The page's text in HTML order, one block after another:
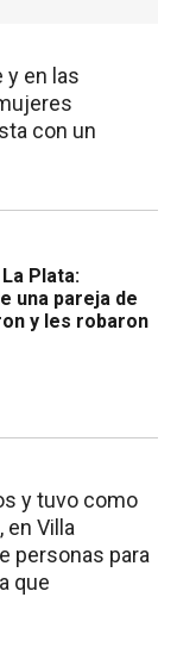
y en las
con un
Plata:
una pareja de
y les robaron
y tuvo como
en Villa
personas para
que